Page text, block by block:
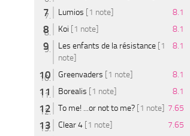
Lumios [1 note]
8.1
Koi [1 note]
8.1
Les enfants de la résistance [1
note]
8.1
Greenvaders [1 note]
8.1
Borealis [1 note]
8.1
To me! ...or not to me? [1 note]
7.65
Clear 4 [1 note]
7.65